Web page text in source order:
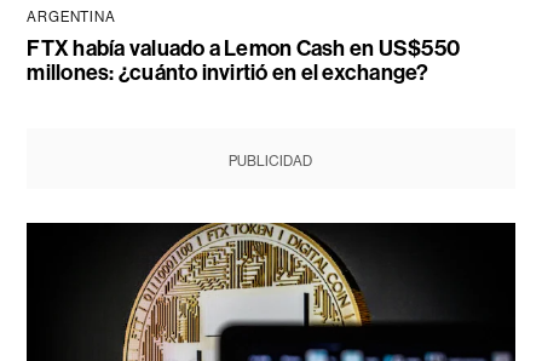
ARGENTINA
FTX había valuado a Lemon Cash en US$550
millones: ¿cuánto invirtió en el exchange?
PUBLICIDAD